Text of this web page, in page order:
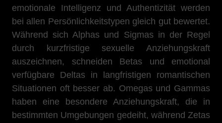
emotionale Intelligenz und Authentizität werden
bei allen Persönlichkeitstypen gleich gut bewertet.
Während sich Alphas und Sigmas in der Regel
durch kurzfristige sexuelle Anziehungskraft
auszeichnen, schneiden Betas und emotional
verfügbare Deltas in langfristigen romantischen
Situationen oft besser ab. Omegas und Gammas
haben eine besondere Anziehungskraft, die in
bestimmten Umgebungen gedeiht, während Zetas